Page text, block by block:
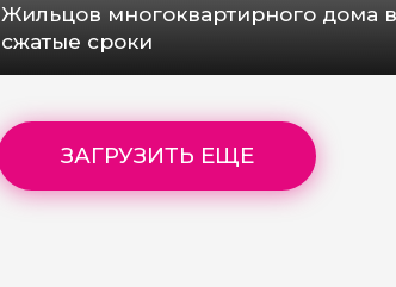
Жильцов многоквартирного дома
сжатые сроки
ЗАГРУЗИТЬ ЕЩЕ